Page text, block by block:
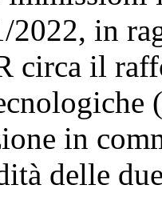
2022, in
circa il
in
delle